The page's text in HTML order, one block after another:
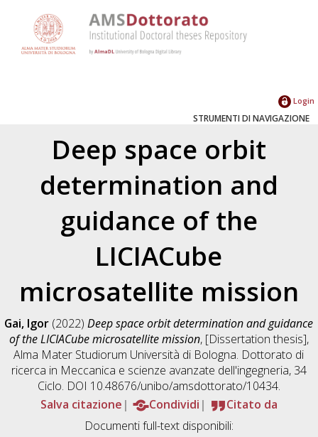
Login
STRUMENTI DI NAVIGAZIONE
Deep space orbit
determination and
guidance of the
LICIACube
microsatellite mission
Gai, Igor (2022)Deep space orbit determination and guidance
of the LICIACube microsatellite mission, [Dissertation thesis],
Alma Mater Studiorum Università di Bologna. Dottorato di
ricerca in Meccanica e scienze avanzate dell'ingegneria, 34
Ciclo. DOI 10.48676/unibo/amsdottorato/10434.
Salva citazione
Condividi
Citato da
Documenti full-text disponibili: